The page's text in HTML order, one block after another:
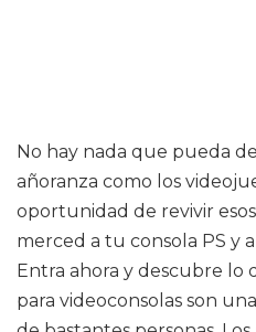
No hay nada que pueda
añoranza como los
oportunidad de revivir
merced a tu consola PS y
Entra ahora y descubre lo
para videoconsolas son